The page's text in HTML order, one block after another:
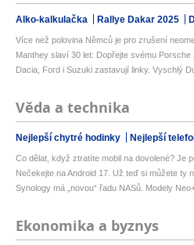
Alko-kalkulačka Rallye Dakar 2025
Více než polovina Němců je pro zrušení
Manthey slaví 30 let: Dopřejte svému Porsche
Dacia, Ford i Suzuki zastavují linky. Vyschlý
Věda a technika
Nejlepší chytré hodinky Nejlepší
Co dělat, když ztratíte mobil na dovolené? Je
Nečekejte na Android 17. Už teď si můžete ty
Synology má „novou“ řadu NASů. Modely
Ekonomika a byznys